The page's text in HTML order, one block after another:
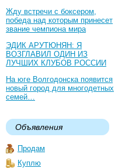
Жду встречи с боксером,
победа над которым принесет
звание чемпиона мира
ЭДИК АРУТЮНЯН: Я
ВОЗГЛАВИЛ ОДИН ИЗ
ЛУЧШИХ КЛУБОВ РОССИИ
На юге Волгодонска появится
новый город для многодетных
семей…
Объявления
Продам
Куплю